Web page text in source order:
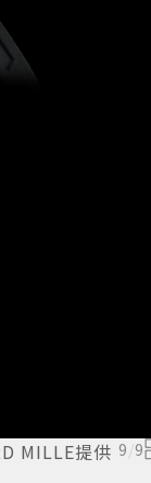
MILLE提供 9/9